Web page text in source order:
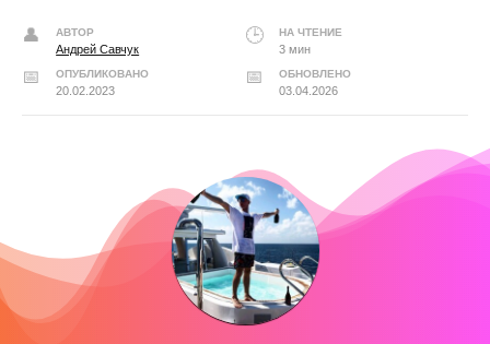
АВТОР
Андрей Савчук
НА ЧТЕНИЕ
3 мин
ОПУБЛИКОВАНО
20.02.2023
ОБНОВЛЕНО
03.04.2026